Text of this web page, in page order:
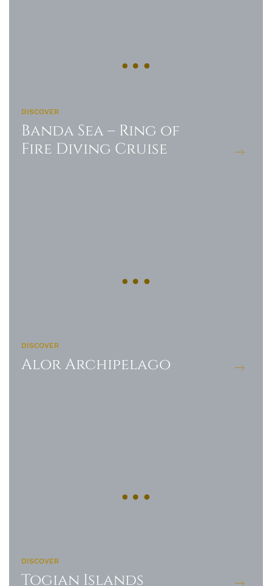
DISCOVER
Banda Sea – Ring of
Fire Diving Cruise
DISCOVER
Alor Archipelago
DISCOVER
Togian Islands